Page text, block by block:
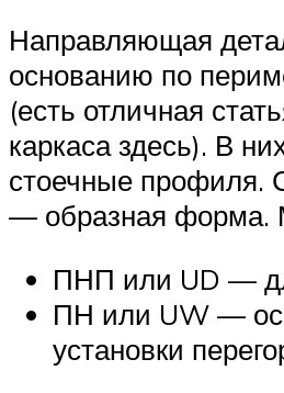
Направляющая
основанию по
(есть отличная
каркаса здесь). В
стоечные профиля.
— образная форма.
ПНП или UD —
ПН или UW —
установки